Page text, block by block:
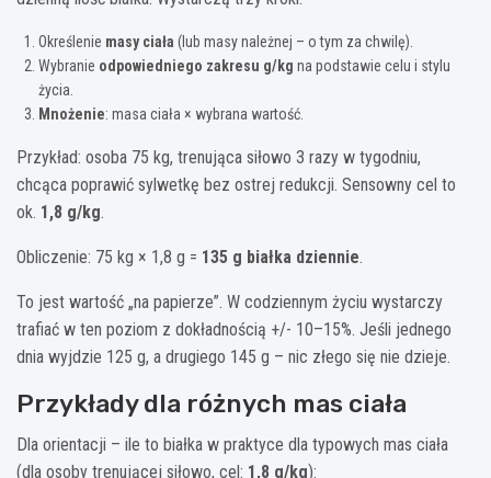
Określenie masy ciała (lub masy należnej – o tym za chwilę).
Wybranie odpowiedniego zakresu g/kg na podstawie celu i stylu
życia.
Mnożenie: masa ciała × wybrana wartość.
Przykład: osoba 75 kg, trenująca siłowo 3 razy w tygodniu,
chcąca poprawić sylwetkę bez ostrej redukcji. Sensowny cel to
ok. 1,8 g/kg.
Obliczenie: 75 kg × 1,8 g = 135 g białka dziennie.
To jest wartość „na papierze”. W codziennym życiu wystarczy
trafiać w ten poziom z dokładnością +/- 10–15%. Jeśli jednego
dnia wyjdzie 125 g, a drugiego 145 g – nic złego się nie dzieje.
Przykłady dla różnych mas ciała
Dla orientacji – ile to białka w praktyce dla typowych mas ciała
(dla osoby trenującej siłowo, cel: 1,8 g/kg):